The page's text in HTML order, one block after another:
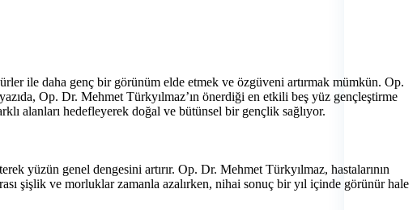
ile daha genç bir görünüm elde etmek ve özgüveni artırmak mümkün. Op.
Op. Dr. Mehmet Türkyılmaz’ın önerdiği en etkili beş yüz gençleştirme
alanları hedefleyerek doğal ve bütünsel bir gençlik sağlıyor.
yüzün genel dengesini artırır. Op. Dr. Mehmet Türkyılmaz, hastalarının
şişlik ve morluklar zamanla azalırken, nihai sonuç bir yıl içinde görünür hale